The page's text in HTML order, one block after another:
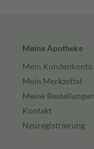
Meine Apotheke
Mein Kundenkonto
Mein Merkzettel
Meine Bestellungen
Kontakt
Neuregistrierung